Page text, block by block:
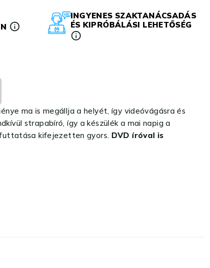
INGYENES SZAKTANÁCSADÁS
ÉS KIPRÓBÁLÁSI LEHETŐSÉG
ma is megállja a helyét, így videóvágásra és
strapabíró, így a készülék a mai napig a
kifejezetten gyors. DVD íróval is